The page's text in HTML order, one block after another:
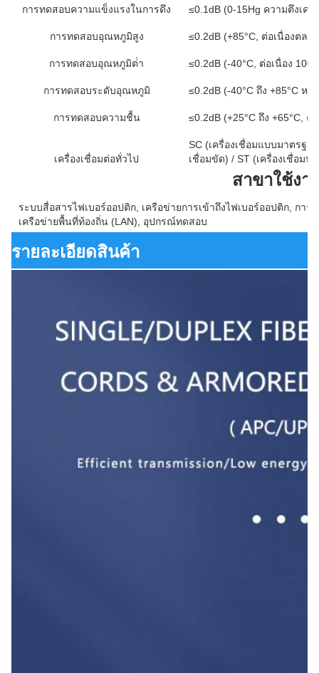
การทดสอบความแข็งแรงในการดึง ≤0.1dB (0-15Hg ความตึงเค
การทดสอบอุณหภูมิสูง ≤0.2dB (+85°C, ต่อเนื่องตลอ
การทดสอบอุณหภูมิต่ํา ≤0.2dB (-40°C, ต่อเนื่อง 100
การทดสอบระดับอุณหภูมิ ≤0.2dB (-40°C ถึง +85°C หลั
การทดสอบความชื้น ≤0.2dB (+25°C ถึง +65°C,
เครื่องเชื่อมต่อทั่วไป
SC (เครื่องเชื่อมแบบมาตรฐา
เชื่อมขัด) / ST (เครื่องเชื่อมป
สาขาใช้งา
ระบบสื่อสารไฟเบอร์ออปติก, เครือข่ายการเข้าถึงไฟเบอร์ออปติก, กา
เครือข่ายพื้นที่ท้องถิ่น (LAN), อุปกรณ์ทดสอบ
รายละเอียดสินค้า